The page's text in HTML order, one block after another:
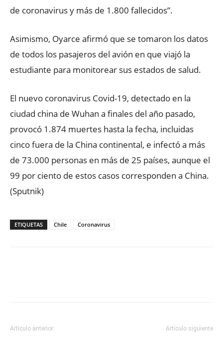
de coronavirus y más de 1.800 fallecidos”.
Asimismo, Oyarce afirmó que se tomaron los datos
de todos los pasajeros del avión en que viajó la
estudiante para monitorear sus estados de salud.
El nuevo coronavirus Covid-19, detectado en la
ciudad china de Wuhan a finales del año pasado,
provocó 1.874 muertes hasta la fecha, incluidas
cinco fuera de la China continental, e infectó a más
de 73.000 personas en más de 25 países, aunque el
99 por ciento de estos casos corresponden a China.
(Sputnik)
ETIQUETAS Chile Coronavirus
Artículo anterior Artículo siguiente